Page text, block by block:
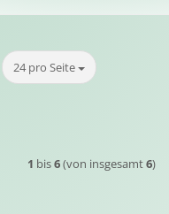
24 pro Seite
pro Seite
1 bis6(von insgesamt6)